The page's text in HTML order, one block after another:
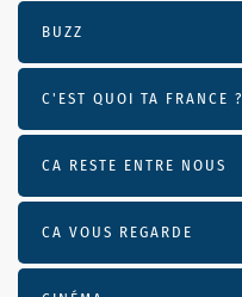
BUZZ
C'EST QUOI TA FRANCE ?
CA RESTE ENTRE NOUS
CA VOUS REGARDE